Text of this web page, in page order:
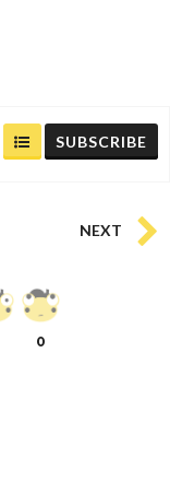
SUBSCRIBE
NEXT
0